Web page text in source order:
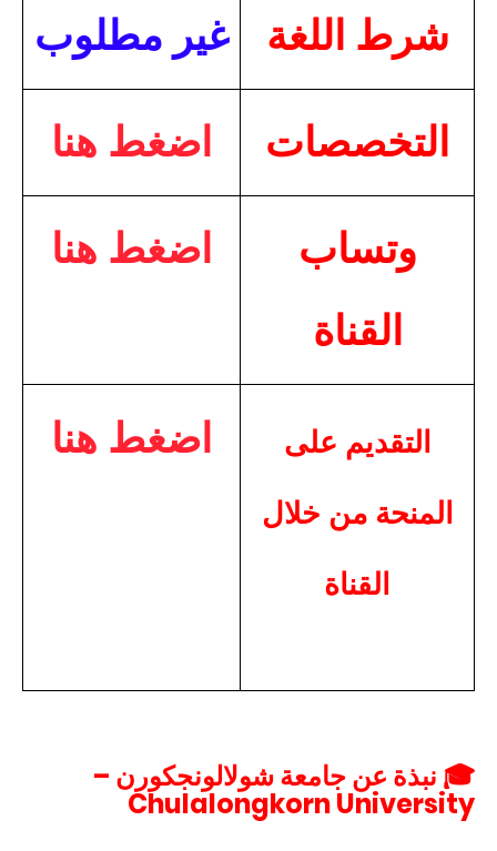
غير مطلوب شرط اللغة
اضغط هنا التخصصات
اضغط هنا
وتساب
القناة
اضغط هنا التقديم على
المنحة من خلال
القناة
🎓 نبذة عن جامعة شولالونجكورن –
Chulalongkorn University